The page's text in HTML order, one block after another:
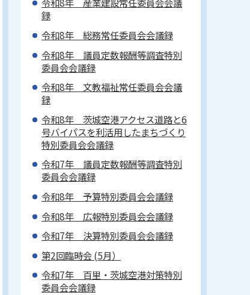
録
令和8年 総務常任委員会会議録
令和8年 議員定数報酬等調査特別
委員会会議録
令和8年 文教福祉常任委員会会議
録
令和8年 茨城空港アクセス道路と6
号バイパスを利活用したまちづくり
特別委員会会議録
令和7年 議員定数報酬等調査特別
委員会会議録
令和8年 予算特別委員会会議録
令和8年 広報特別委員会会議録
令和7年 決算特別委員会会議録
第2回臨時会 (5月）
令和7年 百里・茨城空港対策特別
委員会会議録